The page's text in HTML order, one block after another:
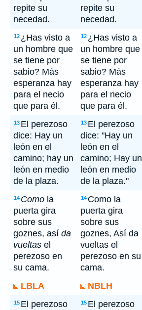
repite su
necedad.
repite su
necedad.
12 ¿Has visto a
un hombre que
se tiene por
sabio? Más
esperanza hay
para el necio
que para él.
12 ¿Has visto a
un hombre que
se tiene por
sabio? Más
esperanza hay
para el necio
que para él.
13 El perezoso
dice: Hay un
león en el
camino; hay un
león en medio
de la plaza.
13 El perezoso
dice: "Hay un
león en el
camino; Hay un
león en medio
de la plaza."
14 Como la
puerta gira
sobre sus
goznes, así da
vueltas el
perezoso en
su cama.
14 Como la
puerta gira
sobre sus
goznes, Así da
vueltas el
perezoso en su
cama.
LBLA
NBLH
15 El perezoso
15 El perezoso